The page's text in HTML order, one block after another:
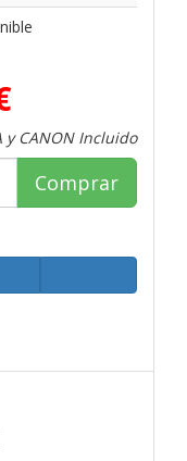
y CANON Incluido
Comprar